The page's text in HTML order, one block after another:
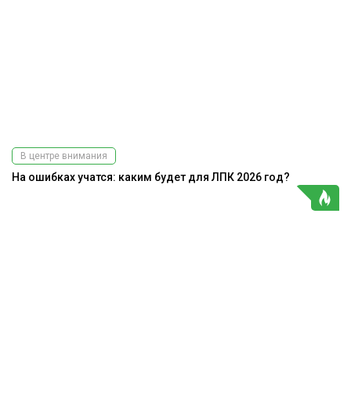
В центре внимания
На ошибках учатся: каким будет для ЛПК 2026 год?